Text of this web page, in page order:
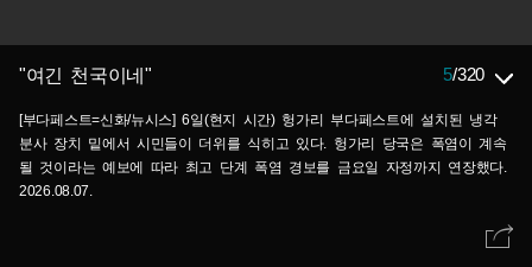
"여긴 천국이네" 5/320
[부다페스트=신화/뉴시스] 6일(현지 시간) 헝가리 부다페스트에 설치된 냉각
분사 장치 밑에서 시민들이 더위를 식히고 있다. 헝가리 당국은 폭염이 계속
될 것이라는 예보에 따라 최고 단계 폭염 경보를 금요일 자정까지 연장했다.
2026.08.07.